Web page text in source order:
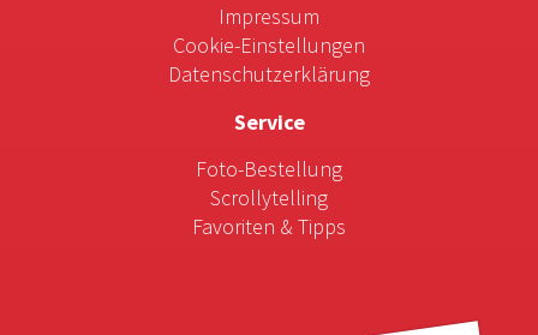
Impressum
Cookie-Einstellungen
Datenschutzerklärung
Service
Foto-Bestellung
Scrollytelling
Favoriten & Tipps